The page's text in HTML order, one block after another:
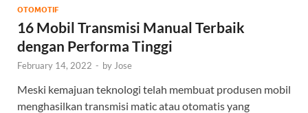
OTOMOTIF
16 Mobil Transmisi Manual Terbaik
dengan Performa Tinggi
February 14, 2022 - by Jose
Meski kemajuan teknologi telah membuat produsen mobil
menghasilkan transmisi matic atau otomatis yang